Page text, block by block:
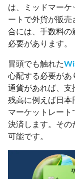
は、ミッドマー
ートで外貨が販
合には、手数料の
必要があります。
冒頭でも触れた
心配する必要があ
通貨があれば、支
残高に例えば日本
マーケットレー
決済します。その
可能です。